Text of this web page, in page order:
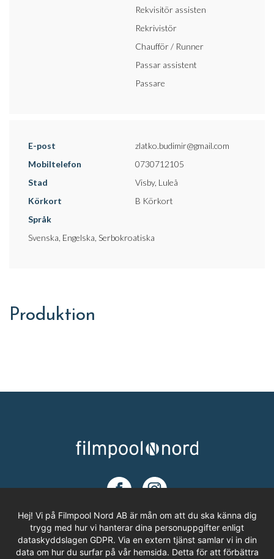
Rekvisitör assisten
Rekrivistör
Chaufför / Runner
Passar assistent
Passare
E-post
zlatko.budimir@gmail.com
Mobiltelefon
0730712105
Stad
Visby, Luleå
Körkort
B Körkort
Språk
Svenska, Engelska, Serbokroatiska
Produktion
ADRESS
Hej! Vi på Filmpool Nord AB är mån om att du ska känna dig
trygg med hur vi hanterar dina personuppgifter enligt
dataskyddslagen GDPR. Via en extern tjänst samlar vi in din
data om hur du surfar på vår hemsida. Detta för att förbättra